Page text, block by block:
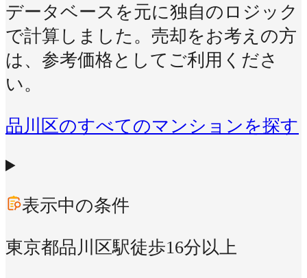
データベースを元に独自のロジック
で計算しました。売却をお考えの方
は、参考価格としてご利用くださ
い。
品川区のすべてのマンションを探す
表示中の条件
東京都品川区駅徒歩16分以上